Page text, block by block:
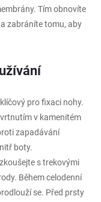
Tím obnovíte
zabráníte tomu, aby
pro fixaci nohy.
v kamenitém
zapadávání
boty.
s trekovými
Během celodenní
se. Před prsty